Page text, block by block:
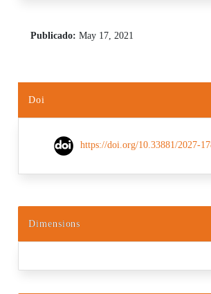
Publicado: May 17, 2021
Doi
https://doi.org/10.33881/2027-
Dimensions